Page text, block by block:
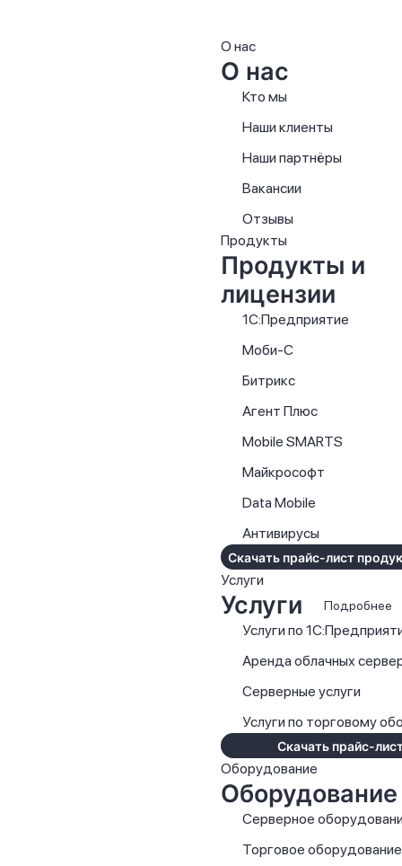
О нас
О нас
Кто мы
Наши клиенты
Наши партнёры
Вакансии
Отзывы
Продукты
Продукты и
лицензии
1С:Предприятие
Моби-С
Битрикс
Агент Плюс
Mobile SMARTS
Майкрософт
Data Mobile
Антивирусы
Скачать прайс-лист
Услуги
Услуги Подробнее
Услуги по
Аренда облачных
Серверные услуги
Услуги по торговому
Скачать прайс-
Оборудование
Оборудование
Серверное
Торговое оборудование